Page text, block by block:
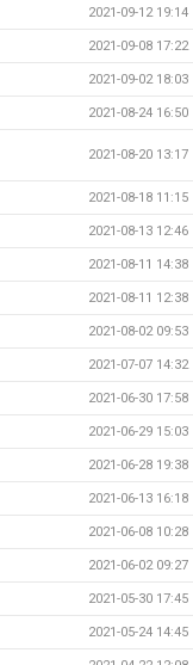
2021-09-12 19:14
2021-09-08 17:22
2021-09-02 18:03
2021-08-24 16:50
2021-08-20 13:17
2021-08-18 11:15
2021-08-13 12:46
2021-08-11 14:38
2021-08-11 12:38
2021-08-02 09:53
2021-07-07 14:32
2021-06-30 17:58
2021-06-29 15:03
2021-06-28 19:38
2021-06-13 16:18
2021-06-08 10:28
2021-06-02 09:27
2021-05-30 17:45
2021-05-24 14:45